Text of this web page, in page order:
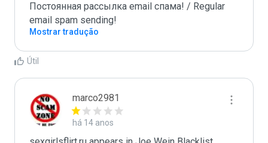
Постоянная рассылка email спама! / Regular
email spam sending!
Mostrar tradução
Útil
marco2981
há 14 anos